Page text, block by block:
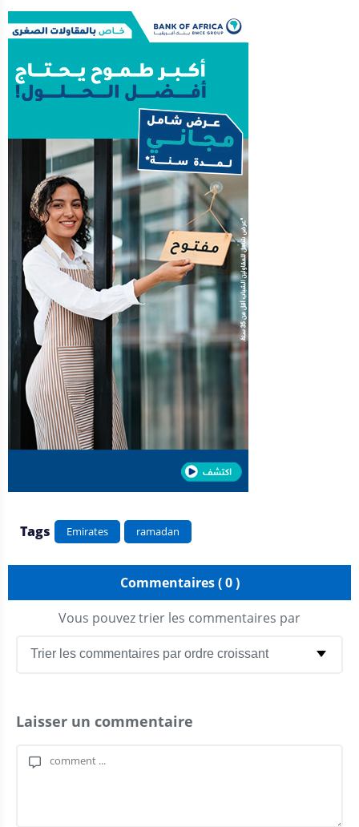
Tags Emirates ramadan
Commentaires ( 0 )
Vous pouvez trier les commentaires par
Laisser un commentaire